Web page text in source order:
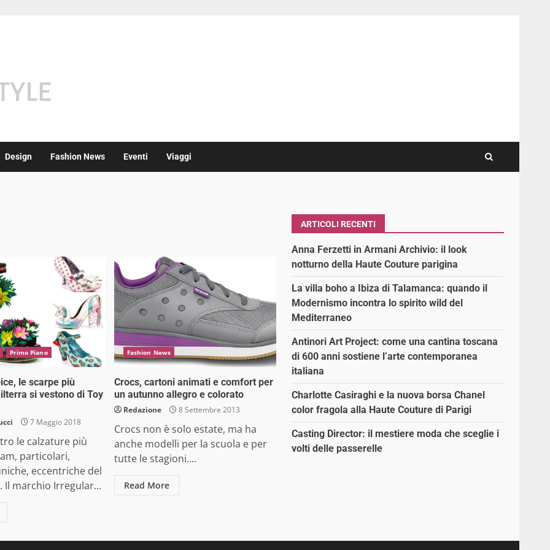
Design Fashion News Eventi Viaggi
Primo Piano
le scarpe più
si vestono di Toy
7 Maggio 2018
le calzature più
particolari,
eccentriche del
Il marchio Irregular...
Fashion News
Crocs, cartoni animati e comfort per
un autunno allegro e colorato
Redazione 8 Settembre 2013
Crocs non è solo estate, ma ha
anche modelli per la scuola e per
tutte le stagioni....
Read More
ARTICOLI RECENTI
Anna Ferzetti in Armani Archivio: il look
notturno della Haute Couture parigina
La villa boho a Ibiza di Talamanca: quando il
Modernismo incontra lo spirito wild del
Mediterraneo
Antinori Art Project: come una cantina toscana
di 600 anni sostiene l’arte contemporanea
italiana
Charlotte Casiraghi e la nuova borsa Chanel
color fragola alla Haute Couture di Parigi
Casting Director: il mestiere moda che sceglie i
volti delle passerelle